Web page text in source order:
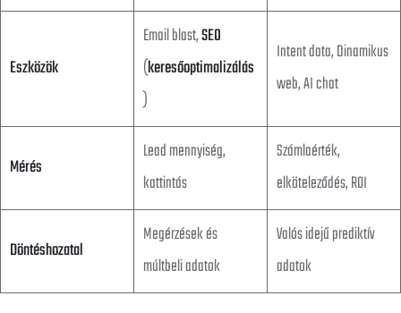
Eszközök
Email blast,SEO
(keresőoptimalizálás
)
Intent data, Dinamikus
web, AI chat
Mérés
Lead mennyiség,
kattintás
Számlaérték,
elköteleződés, ROI
Döntéshozatal
Megérzések és
múltbeli adatok
Valós idejű prediktív
adatok